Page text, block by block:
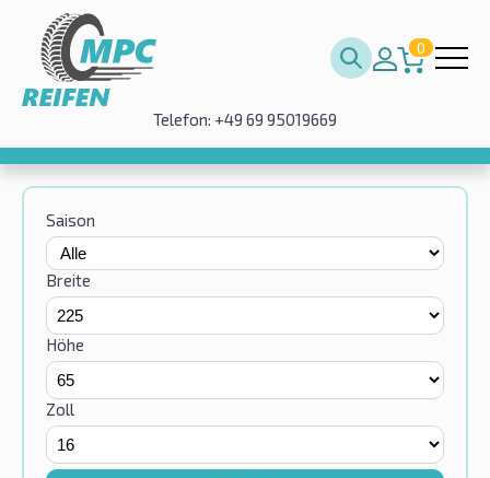
0
Telefon: +49 69 95019669
Saison
Breite
Höhe
Zoll